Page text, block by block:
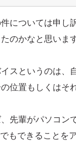
については申し
のかなと思いま
スというのは、
位置もしくはそ
先輩がパソコン
もできることを